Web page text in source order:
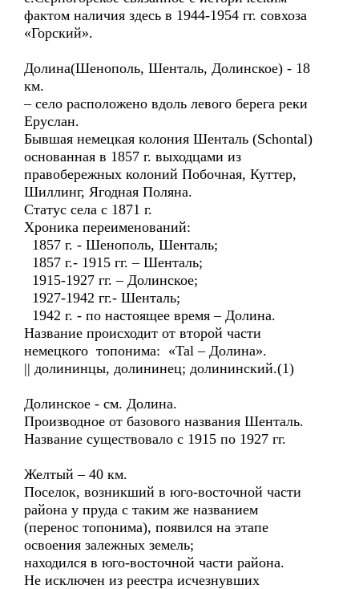
фактом наличия здесь в 1944-1954 гг. совхоза
«Горский».
Долина(Шенополь, Шенталь, Долинское) - 18
км.
– село расположено вдоль левого берега реки
Еруслан.
Бывшая немецкая колония Шенталь (Schоntal)
основанная в 1857 г. выходцами из
правобережных колоний Побочная, Куттер,
Шиллинг, Ягодная Поляна.
Статус села с 1871 г.
Хроника переименований:
1857 г. - Шенополь, Шенталь;
1857 г.- 1915 гг. – Шенталь;
1915-1927 гг. – Долинское;
1927-1942 гг.- Шенталь;
1942 г. - по настоящее время – Долина.
Название происходит от второй части
немецкого топонима: «Tal – Долина».
|| долининцы, долининец; долининский.(1)
Долинское - см. Долина.
Производное от базового названия Шенталь.
Название существовало с 1915 по 1927 гг.
Желтый – 40 км.
Поселок, возникший в юго-восточной части
района у пруда с таким же названием
(перенос топонима), появился на этапе
освоения залежных земель;
находился в юго-восточной части района.
Не исключен из реестра исчезнувших